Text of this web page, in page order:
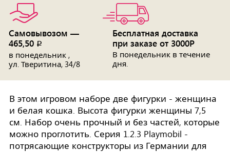
Самовывозом —
465,50 p
в понедельник ,
ул. Тверитина, 34/8
Бесплатная доставка
при заказе от 3000Р
В понедельник в течение
дня.
В этом игровом наборе две фигурки - женщина
и белая кошка. Высота фигурки женщины 7,5
см. Набор очень прочный и без частей, которые
можно проглотить. Серия 1.2.3 Playmobil -
потрясающие конструкторы из Германии для